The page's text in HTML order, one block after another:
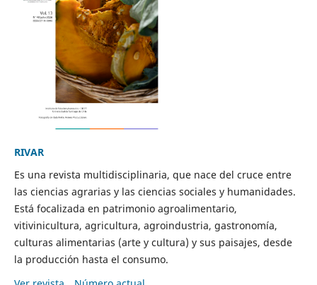
RIVAR
Es una revista multidisciplinaria, que nace del cruce entre
las ciencias agrarias y las ciencias sociales y humanidades.
Está focalizada en patrimonio agroalimentario,
vitivinicultura, agricultura, agroindustria, gastronomía,
culturas alimentarias (arte y cultura) y sus paisajes, desde
la producción hasta el consumo.